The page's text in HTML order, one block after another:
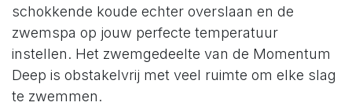
schokkende koude echter overslaan en de
zwemspa op jouw perfecte temperatuur
instellen. Het zwemgedeelte van de Momentum
Deep is obstakelvrij met veel ruimte om elke slag
te zwemmen.